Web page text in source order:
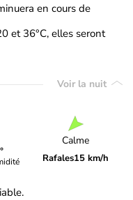
en cours de
et 36°C, elles seront
Voir la nuit
Calme
Rafales15 km/h